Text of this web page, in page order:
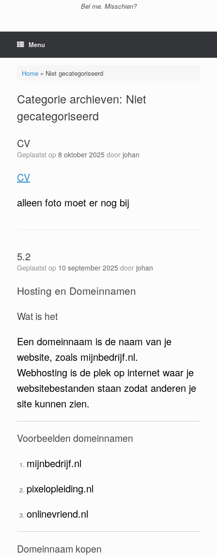
Bel me. Misschien?
Menu
Home» Niet gecategoriseerd
Categorie archieven: Niet
gecategoriseerd
CV
Geplaatst op 8 oktober 2025 door johan
CV
alleen foto moet er nog bij
5.2
Geplaatst op 10 september 2025 door johan
Hosting en Domeinnamen
Wat is het
Een domeinnaam is de naam van je
website, zoals mijnbedrijf.nl.
Webhosting is de plek op internet waar je
websitebestanden staan zodat anderen je
site kunnen zien.
Voorbeelden domeinnamen
mijnbedrijf.nl
pixelopleiding.nl
onlinevriend.nl
Domeinnaam kopen